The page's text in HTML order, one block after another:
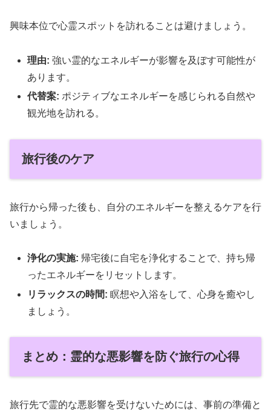
興味本位で心霊スポットを訪れることは避けましょう。
理由: 強い霊的なエネルギーが影響を及ぼす可能性が
あります。
代替案: ポジティブなエネルギーを感じられる自然や
観光地を訪れる。
旅行後のケア
旅行から帰った後も、自分のエネルギーを整えるケアを行
いましょう。
浄化の実施: 帰宅後に自宅を浄化することで、持ち帰
ったエネルギーをリセットします。
リラックスの時間: 瞑想や入浴をして、心身を癒やし
ましょう。
まとめ：霊的な悪影響を防ぐ旅行の心得
旅行先で霊的な悪影響を受けないためには、事前の準備と